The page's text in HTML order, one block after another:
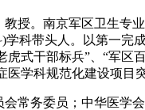
授。南京军区卫生专
科带头人。以第一完
虎式干部标兵”、“军
医学科规范化建设项目
会常务委员；中华医学